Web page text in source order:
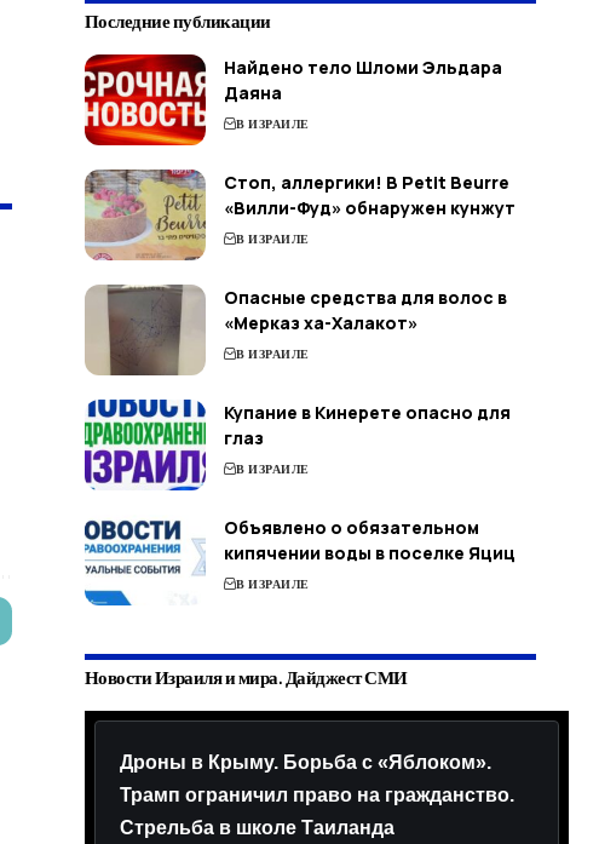
Последние публикации
Найдено тело Шломи Эльдара
Даяна
В ИЗРАИЛЕ
Стоп, аллергики! В Petit Beurre
«Вилли-Фуд» обнаружен кунжут
В ИЗРАИЛЕ
Опасные средства для волос в
«Мерказ ха-Халакот»
В ИЗРАИЛЕ
Купание в Кинерете опасно для
глаз
В ИЗРАИЛЕ
Объявлено о обязательном
кипячении воды в поселке Яциц
В ИЗРАИЛЕ
Новости Израиля и мира. Дайджест СМИ